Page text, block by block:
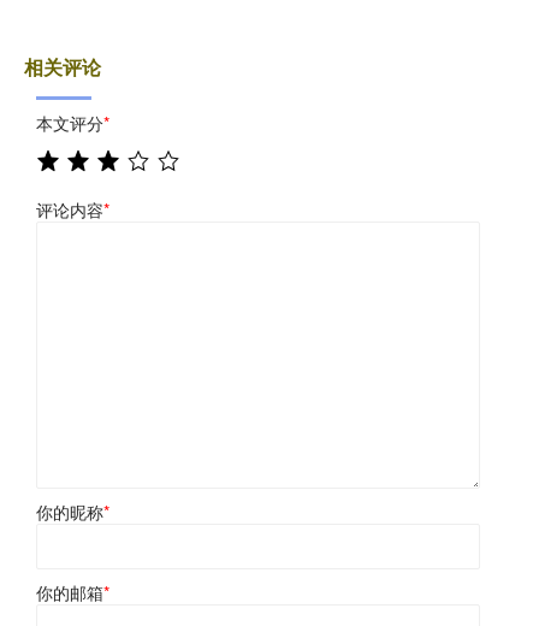
相关评论
本文评分*
评论内容*
你的昵称*
你的邮箱*